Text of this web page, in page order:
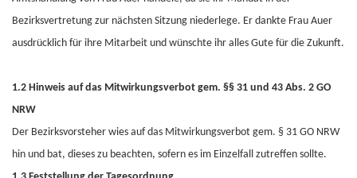
Bezirksvertretung zur nächsten Sitzung niederlege. Er dankte Frau Auer
ausdrücklich für ihre Mitarbeit und wünschte ihr alles Gute für die Zukunft.
1.2 Hinweis auf das Mitwirkungsverbot gem. §§ 31 und 43 Abs. 2 GO
NRW
Der Bezirksvorsteher wies auf das Mitwirkungsverbot gem. § 31 GO NRW
hin und bat, dieses zu beachten, sofern es im Einzelfall zutreffen sollte.